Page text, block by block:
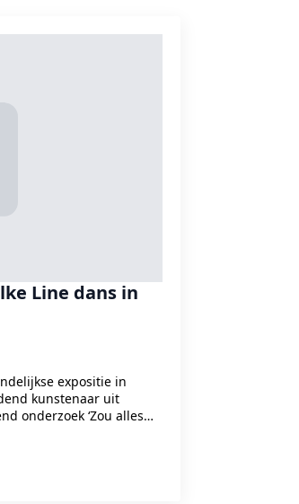
Line dans in
expositie in
kunstenaar uit
onderzoek ‘Zou alles…